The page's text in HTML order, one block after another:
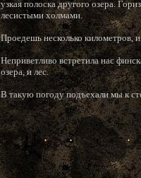
узкая полоска другого озера.
лесистыми холмами.
Проедешь несколько километров,
Неприветливо встретила нас
озера, и лес.
В такую погоду подъехали мы к